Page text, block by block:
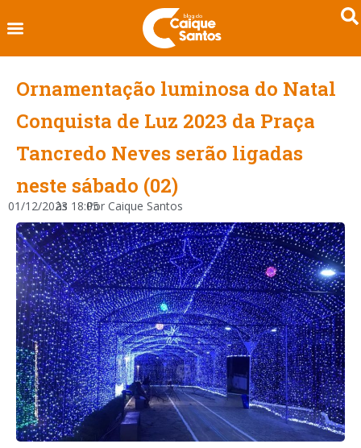
Ornamentação luminosa do Natal
Conquista de Luz 2023 da Praça
Tancredo Neves serão ligadas
neste sábado (02)
01/12/2023
às 18:05
Por Caique Santos